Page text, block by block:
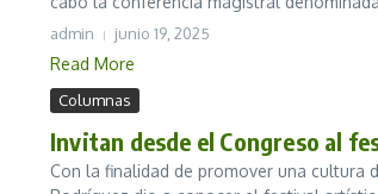
admin junio 19, 2025
Read More
Columnas
Invitan desde el Congreso al
Con la finalidad de promover una cultura